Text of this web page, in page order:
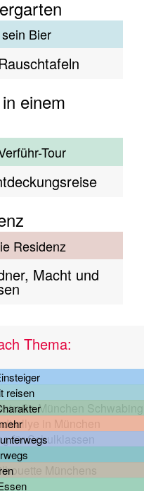
Bier
Tour
Residenz
Macht und
Thema:
reisen